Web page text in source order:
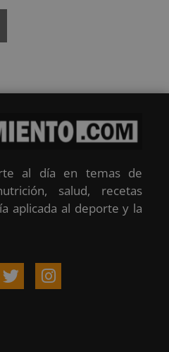
al día en temas de
salud, recetas
aplicada al deporte y la